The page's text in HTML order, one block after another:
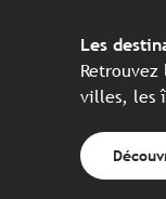
Les
Retrouvez
villes, les